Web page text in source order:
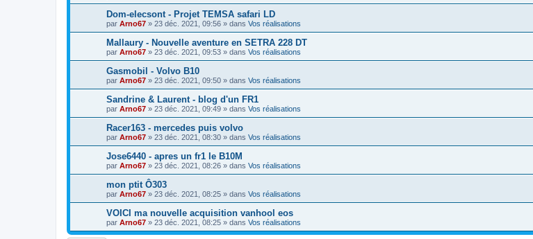
Dom-elecso​nt - Projet TEMSA safari LD
par Arno67 » 23 déc. 2021, 09:56 » dans Vos réalisations
Mallaury - Nouvelle aventure en SETRA 228 DT
par Arno67 » 23 déc. 2021, 09:53 » dans Vos réalisations
Gasmobil - Volvo B10
par Arno67 » 23 déc. 2021, 09:50 » dans Vos réalisations
Sandrine & Laurent - blog d'un FR1
par Arno67 » 23 déc. 2021, 09:49 » dans Vos réalisations
Racer163 - mercedes puis volvo
par Arno67 » 23 déc. 2021, 08:30 » dans Vos réalisations
Jose6440 - apres un fr1 le B10M
par Arno67 » 23 déc. 2021, 08:26 » dans Vos réalisations
mon ptit Ô303
par Arno67 » 23 déc. 2021, 08:25 » dans Vos réalisations
VOICI ma nouvelle acquisition vanhool eos
par Arno67 » 23 déc. 2021, 08:25 » dans Vos réalisations